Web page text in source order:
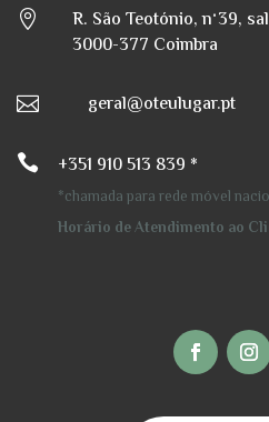

R. São Teotónio, nº39,
3000-377 Coimbra
 geral@oteulugar.pt
 +351 910 513 839 *
*chamada para rede móvel
Horário de Atendimento ao